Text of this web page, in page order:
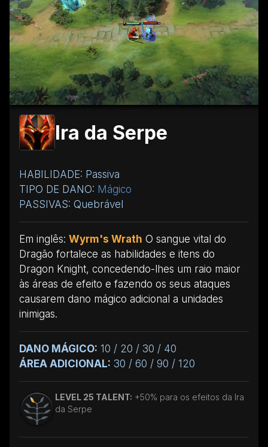
Ira da Serpe
HABILIDADE: Passiva
TIPO DE DANO: Mágico
PASSIVAS: Quebrável
Em inglês: Wyrm's Wrath O sangue vital do
Dragão fortalece as habilidades e itens do
Dragon Knight, concedendo-lhes um raio maior
às áreas de efeito e fazendo os seus ataques
causarem dano mágico adicional a unidades
inimigas.
DANO MÁGICO: 10 / 20 / 30 / 40
ÁREA ADICIONAL: 30 / 60 / 90 / 120
LEVEL 25 TALENT: +50% para os efeitos da Ira
da Serpe